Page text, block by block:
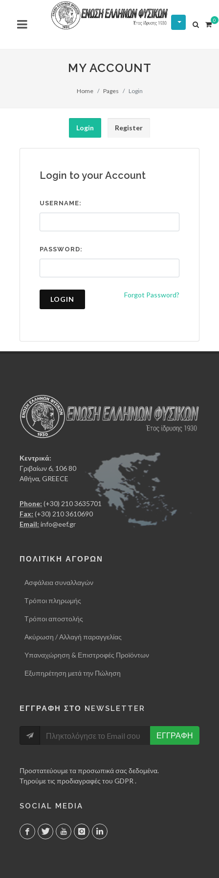
0
MY ACCOUNT
Home Pages Login
Login Register
Login to your Account
USERNAME:
PASSWORD:
LOGIN
Forgot Password?
Κεντρικά:
Γριβαίων 6, 106 80
Αθήνα, GREECE
Phone: (+30) 210 3635701
Fax: (+30) 210 3610690
Email: info@eef.gr
ΠΟΛΙΤΙΚΗ ΑΓΟΡΩΝ
Ασφάλεια συναλλαγών
Τρόποι πληρωμής
Τρόποι αποστολής
Ακύρωση / Αλλαγή παραγγελίας
Υπαναχώρηση & Επιστροφές Προϊόντων
Εξυπηρέτηση μετά την Πώληση
ΕΓΓΡΑΦΗ ΣΤΟ NEWSLETTER
ΕΓΓΡΑΦΗ
Προστατεύουμε τα προσωπικά σας δεδομένα.
Τηρούμε τις προδιαγραφές του GDPR .
SOCIAL MEDIA